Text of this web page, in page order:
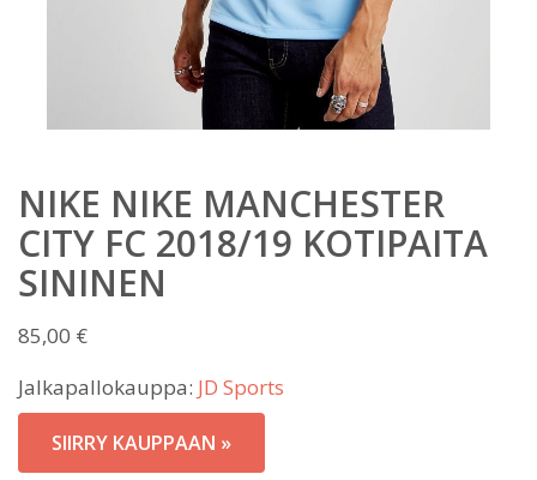
NIKE NIKE MANCHESTER
CITY FC 2018/19 KOTIPAITA
SININEN
85,00 €
Jalkapallokauppa: JD Sports
SIIRRY KAUPPAAN »